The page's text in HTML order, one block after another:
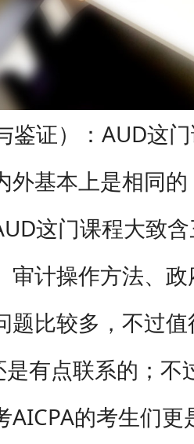
证）：AUD这门
外基本上是相同
这门课程大致
审计操作方法、
题比较多，不过
是有点联系的；不
的考生们更